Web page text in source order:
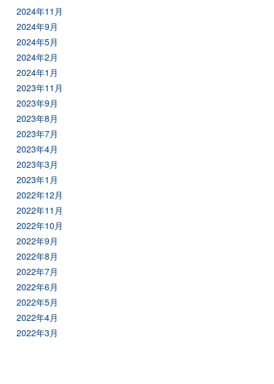
2024年11月
2024年9月
2024年5月
2024年2月
2024年1月
2023年11月
2023年9月
2023年8月
2023年7月
2023年4月
2023年3月
2023年1月
2022年12月
2022年11月
2022年10月
2022年9月
2022年8月
2022年7月
2022年6月
2022年5月
2022年4月
2022年3月